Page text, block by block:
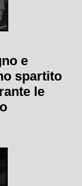
e
spartito
le